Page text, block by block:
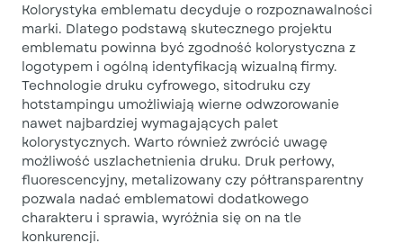
Kolorystyka emblematu decyduje o rozpoznawalności
marki. Dlatego podstawą skutecznego projektu
emblematu powinna być zgodność kolorystyczna z
logotypem i ogólną identyfikacją wizualną firmy.
Technologie druku cyfrowego, sitodruku czy
hotstampingu umożliwiają wierne odwzorowanie
nawet najbardziej wymagających palet
kolorystycznych. Warto również zwrócić uwagę
możliwość uszlachetnienia druku. Druk perłowy,
fluorescencyjny, metalizowany czy półtransparentny
pozwala nadać emblematowi dodatkowego
charakteru i sprawia, wyróżnia się on na tle
konkurencji.